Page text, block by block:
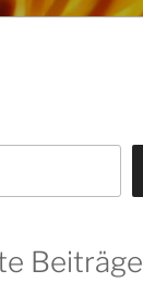
Beiträge